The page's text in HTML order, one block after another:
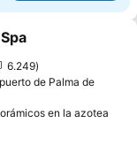
6.249
de Palma de
en la azotea